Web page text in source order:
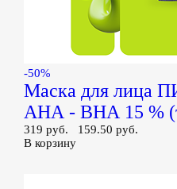
-50%
Маска для
АНА - ВНА 15 %
319 руб.
159.50 руб.
В корзину